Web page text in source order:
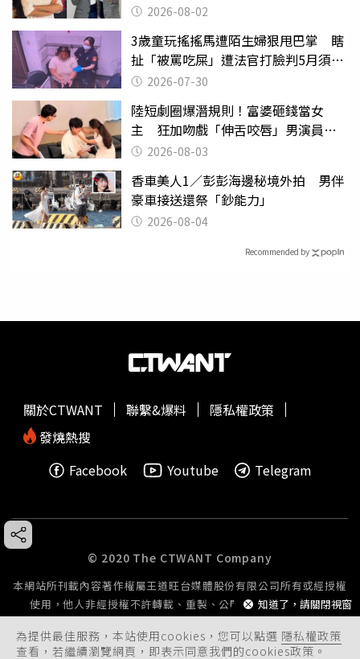
2026-08-02
3歲童玩搖搖馬遭陌生婦狠甩巴掌 瞎
扯「被罵吃屎」遭法官打臉判5月須入
監 2026-07-30
陸短劇圈爆潛規則！富婆砸錢當女
主 狂加吻戲「伸舌咬唇」男演員崩
潰 2026-08-03
香車美人1／彭彭海邊秘境外拍 男伴
豪車接送還祭「鈔能力」
2026-08-04
Recommended by
為提供最佳服務，本站使用cookies，您可以點選 隱私權政策
查看，若繼續瀏覽網頁，即表示同意我們的cookies政策。
知道了，請關閉視窗
關於CTWANT 聯繫&爆料
隱私權政策
發燒熱搜
Facebook
Youtube Telegram
© 2020 The CTWANT Company
本網站所刊載內容著作權屬王道旺台媒體股份有限公司所有或經授權
使用，他人非經授權不許轉載、重製、公開播送或公開傳輸。